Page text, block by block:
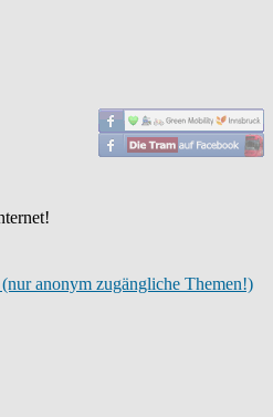
anonym zugängliche Themen!)